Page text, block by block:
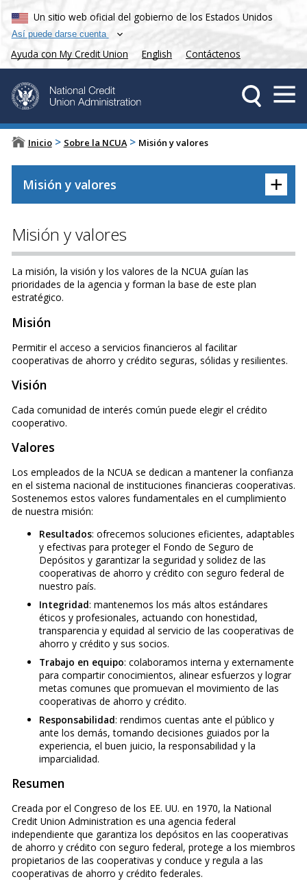
Un sitio web oficial del gobierno de los Estados Unidos
Así puede darse cuenta
Ayuda con My Credit Union English Contáctenos
Inicio > Sobre la NCUA > Misión y valores
+
Misión y valores
Misión y valores
La misión, la visión y los valores de la NCUA guían las
prioridades de la agencia y forman la base de este plan
estratégico.
Misión
Permitir el acceso a servicios financieros al facilitar
cooperativas de ahorro y crédito seguras, sólidas y resilientes.
Visión
Cada comunidad de interés común puede elegir el crédito
cooperativo.
Valores
Los empleados de la NCUA se dedican a mantener la confianza
en el sistema nacional de instituciones financieras cooperativas.
Sostenemos estos valores fundamentales en el cumplimiento
de nuestra misión:
Resultados: ofrecemos soluciones eficientes, adaptables
y efectivas para proteger el Fondo de Seguro de
Depósitos y garantizar la seguridad y solidez de las
cooperativas de ahorro y crédito con seguro federal de
nuestro país.
Integridad: mantenemos los más altos estándares
éticos y profesionales, actuando con honestidad,
transparencia y equidad al servicio de las cooperativas de
ahorro y crédito y sus socios.
Trabajo en equipo: colaboramos interna y externamente
para compartir conocimientos, alinear esfuerzos y lograr
metas comunes que promuevan el movimiento de las
cooperativas de ahorro y crédito.
Responsabilidad: rendimos cuentas ante el público y
ante los demás, tomando decisiones guiados por la
experiencia, el buen juicio, la responsabilidad y la
imparcialidad.
Resumen
Creada por el Congreso de los EE. UU. en 1970, la National
Credit Union Administration es una agencia federal
independiente que garantiza los depósitos en las cooperativas
de ahorro y crédito con seguro federal, protege a los miembros
propietarios de las cooperativas y conduce y regula a las
cooperativas de ahorro y crédito federales.